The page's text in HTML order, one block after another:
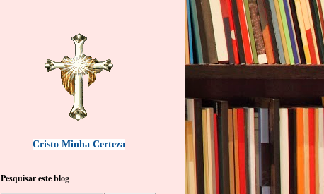
Cristo Minha Certeza
Pesquisar este blog